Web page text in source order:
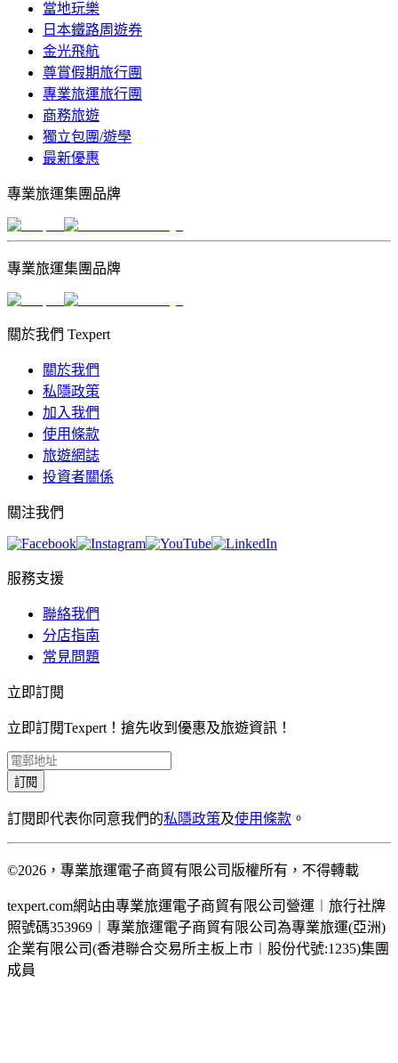
當地玩樂
日本鐵路周遊券
金光飛航
尊賞假期旅行團
專業旅運旅行團
商務旅遊
獨立包團/遊學
最新優惠
專業旅運集團品牌
專業旅運集團品牌
關於我們 Texpert
關於我們
私隱政策
加入我們
使用條款
旅遊網誌
投資者關係
關注我們
服務支援
聯絡我們
分店指南
常見問題
立即訂閱
立即訂閱Texpert！搶先收到優惠及旅遊資訊！
訂閱
訂閱即代表你同意我們的私隱政策及使用條款 。
©2026，專業旅運電子商貿有限公司版權所有，不得轉載
texpert.com網站由專業旅運電子商貿有限公司營運︱旅行社牌
照號碼353969︱專業旅運電子商貿有限公司為專業旅運(亞洲)
企業有限公司(香港聯合交易所主板上市︱股份代號:1235)集團
成員